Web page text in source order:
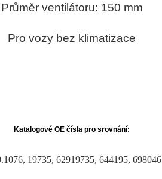
Průměr ventilátoru: 150 mm
Pro vozy bez klimatizace
Katalogové OE čísla pro srovnání:
19735, 62919735, 644195, 698046